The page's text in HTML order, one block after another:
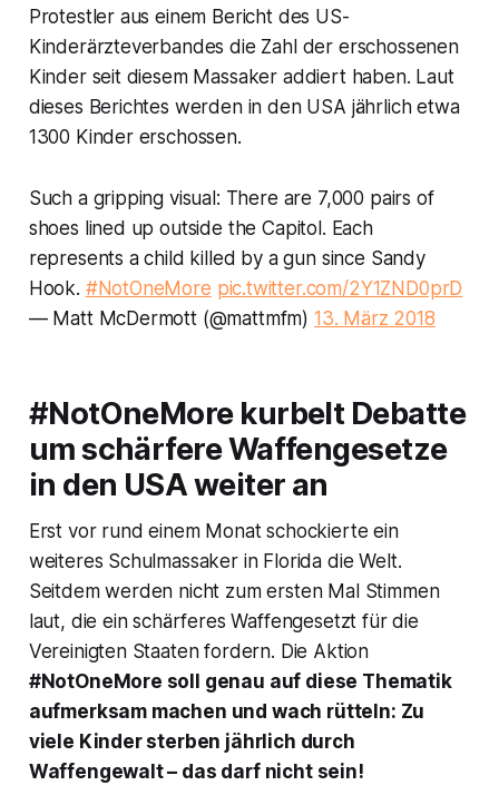
Protestler aus einem Bericht des US-
Kinderärzteverbandes die Zahl der erschossenen
Kinder seit diesem Massaker addiert haben. Laut
dieses Berichtes werden in den USA jährlich etwa
1300 Kinder erschossen.
Such a gripping visual: There are 7,000 pairs of
shoes lined up outside the Capitol. Each
represents a child killed by a gun since Sandy
Hook. #NotOneMore pic.twitter.com/2Y1ZND0prD
— Matt McDermott (@mattmfm) 13. März 2018
#NotOneMore kurbelt Debatte
um schärfere Waffengesetze
in den USA weiter an
Erst vor rund einem Monat schockierte ein
weiteres Schulmassaker in Florida die Welt.
Seitdem werden nicht zum ersten Mal Stimmen
laut, die ein schärferes Waffengesetzt für die
Vereinigten Staaten fordern. Die Aktion
#NotOneMore soll genau auf diese Thematik
aufmerksam machen und wach rütteln: Zu
viele Kinder sterben jährlich durch
Waffengewalt – das darf nicht sein!